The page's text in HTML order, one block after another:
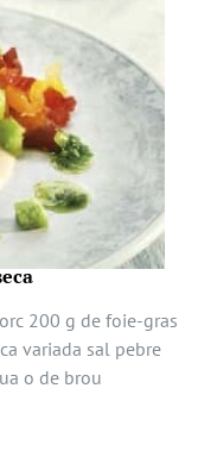
200 g de foie-gras
variada sal pebre
o de brou